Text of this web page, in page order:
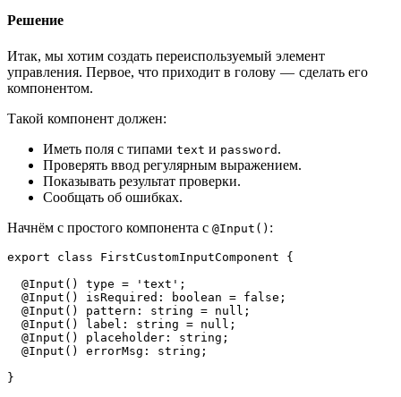
Решение
Итак, мы хотим создать переиспользуемый элемент
управления. Первое, что приходит в голову — сделать его
компонентом.
Такой компонент должен:
Иметь поля с типами text и password .
Проверять ввод регулярным выражением.
Показывать результат проверки.
Сообщать об ошибках.
Начнём с простого компонента с @Input() :
export class FirstCustomInputComponent {
}